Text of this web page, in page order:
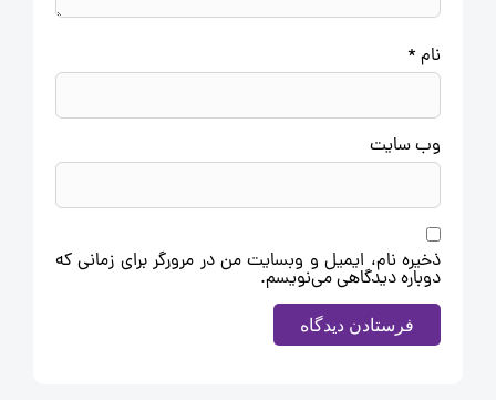
وب‌ سایت
ذخیره نام، ایمیل و وبسایت من در مرورگر برای زمانی که
دوباره دیدگاهی می‌نویسم.